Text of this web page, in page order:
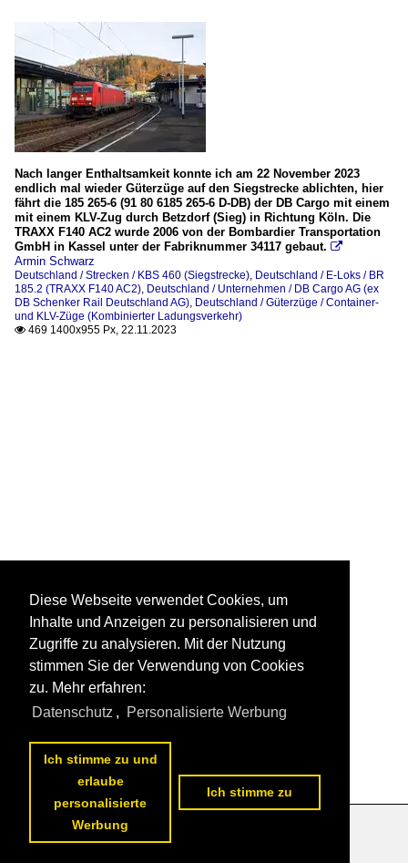
Nach langer Enthaltsamkeit konnte ich am 22 November 2023
endlich mal wieder Güterzüge auf den Siegstrecke ablichten, hier
fährt die 185 265-6 (91 80 6185 265-6 D-DB) der DB Cargo mit einem
mit einem KLV-Zug durch Betzdorf (Sieg) in Richtung Köln. Die
TRAXX F140 AC2 wurde 2006 von der Bombardier Transportation
GmbH in Kassel unter der Fabriknummer 34117 gebaut. 
Armin Schwarz
Deutschland / Strecken / KBS 460 (Siegstrecke), Deutschland / E-Loks / BR
185.2 (TRAXX F140 AC2), Deutschland / Unternehmen / DB Cargo AG (ex
DB Schenker Rail Deutschland AG), Deutschland / Güterzüge / Container-
und KLV-Züge (Kombinierter Ladungsverkehr)
 469 1400x955 Px, 22.11.2023
Diese Webseite verwendet Cookies, um
Inhalte und Anzeigen zu personalisieren und
Zugriffe zu analysieren. Mit der Nutzung
stimmen Sie der Verwendung von Cookies
zu. Mehr erfahren:
Datenschutz , Personalisierte Werbung
Ich stimme zu und
erlaube
personalisierte
Werbung
Ich stimme zu